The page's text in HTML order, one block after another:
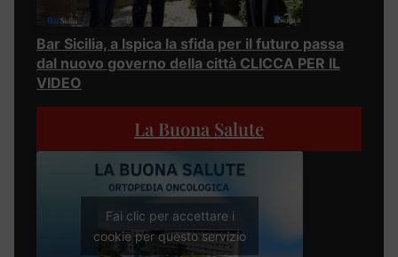
Bar Sicilia, a Ispica la sfida per il futuro passa
dal nuovo governo della città CLICCA PER IL
VIDEO
La Buona Salute
Fai clic per accettare i
cookie per questo servizio